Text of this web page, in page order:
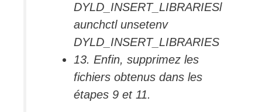
DYLD_INSERT_LIBRARIESl
aunchctl unsetenv
DYLD_INSERT_LIBRARIES
13. Enfin, supprimez les
fichiers obtenus dans les
étapes 9 et 11.